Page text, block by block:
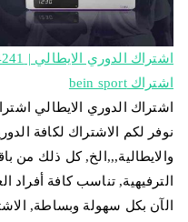
اشتراك bein sport
اشتراك الدوري الايطالي
نوفر لكم الاشتراك لكافة
والايطالية,,,الخ, كل ذلك من
الآن بكل سهولة وبساطة,